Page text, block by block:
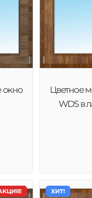
окно
Цветное
WDS в
ХИТ!